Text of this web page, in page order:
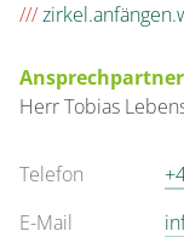
///
Ansprechpartner
HerrTobias
Telefon
E-Mail